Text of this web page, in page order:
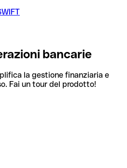
bancarie
la gestione finanziaria e
Fai un tour del prodotto!